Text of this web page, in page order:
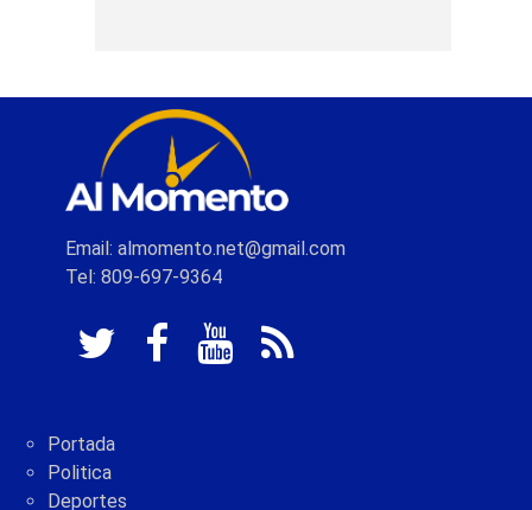
Email: almomento.net@gmail.com
Tel: 809-697-9364
Portada
Politica
Deportes